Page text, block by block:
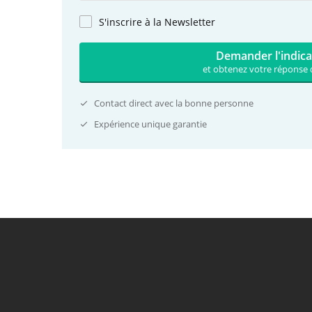
S'inscrire à la Newsletter
Demander
et obtenez votre réponse
Contact direct avec la bonne personne
Expérience unique garantie